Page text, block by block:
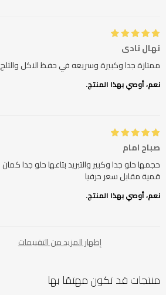
نهال نادي
ممتازة جدا وكبيرة وسريعه في حفظ الاكل والثلج
نعم، أوصي بهذا المنتج.
صباح امام
قمية مقابل سعر حرفيا
نعم، أوصي بهذا المنتج.
إظهار المزيد من التقييمات
منتجات قد تكون مهتمًا بها